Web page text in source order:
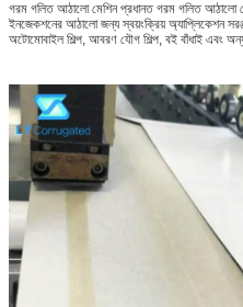
গরম গলিত আঠালো মেশিন প্রধানত গরম গলিত
ইনজেকশনের আঠালো জন্য স্বয়ংক্রিয় অ্যাপ্লিকেশন
অটোমোবাইল শিল্প, আবরণ যৌগ শিল্প, বই বাঁধাই এবং